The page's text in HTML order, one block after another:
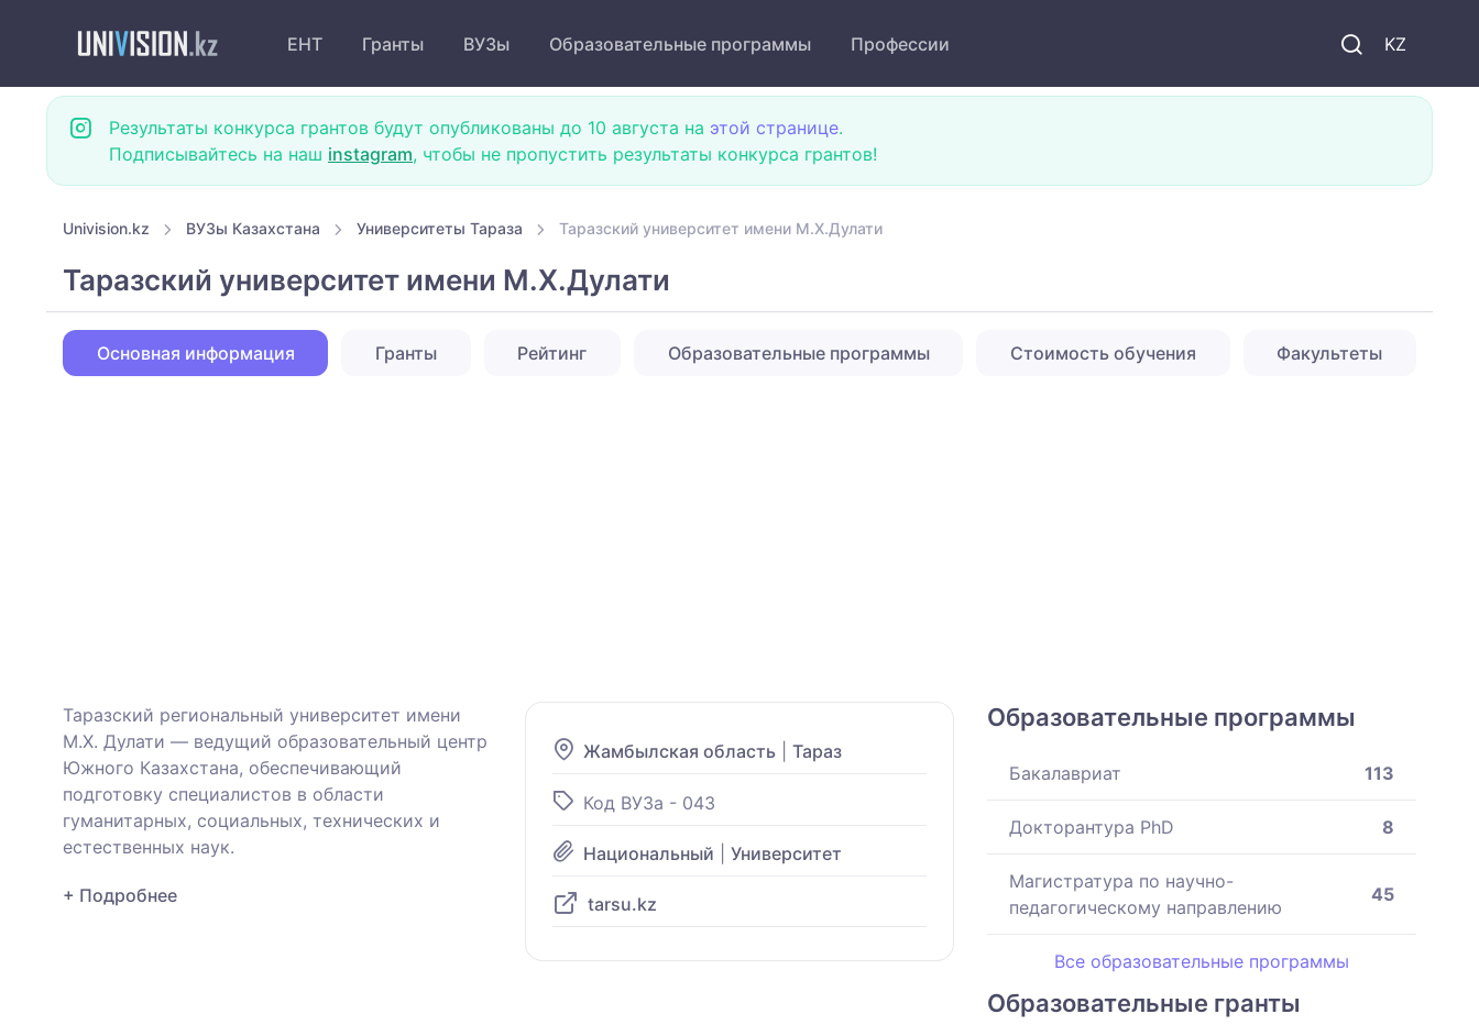
KZ
ЕНТ Гранты ВУЗы Образовательные программы Профессии
Результаты конкурса грантов будут опубликованы до 10 августа на этой странице.
Подписывайтесь на наш instagram, чтобы не пропустить результаты конкурса грантов!
Univision.kz ВУЗы Казахстана Университеты Тараза Таразский университет имени М.Х.Дулати
Таразский университет имени М.Х.Дулати
Основная информация Гранты Рейтинг Образовательные программы Стоимость обучения Факультеты
Таразский региональный университет имени
М.Х. Дулати — ведущий образовательный центр
Южного Казахстана, обеспечивающий
подготовку специалистов в области
гуманитарных, социальных, технических и
естественных наук.
+ Подробнее
Жамбылская область| Тараз
Код ВУЗа - 043
Национальный Университет
tarsu.kz
Образовательные программы
Бакалавриат 113
Докторантура PhD 8
Магистратура по научно-
педагогическому направлению
45
Все образовательные программы
Образовательные гранты